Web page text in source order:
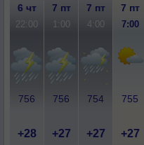
6 чт 7 пт 7 пт 7 пт
22:00 1:00 4:00 7:00
756 756 754 755
+28 +27 +27 +27